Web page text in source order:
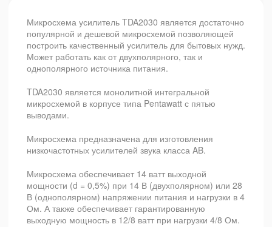
Микросхема усилитель TDA2030 является достаточно
популярной и дешевой микросхемой позволяющей
построить качественный усилитель для бытовых нужд.
Может работать как от двухполярного, так и
однополярного источника питания.
TDA2030 является монолитной интегральной
микросхемой в корпусе типа Pentawatt с пятью
выводами.
Микросхема предназначена для изготовления
низкочастотных усилителей звука класса AB.
Микросхема обеспечивает 14 ватт выходной
мощности (d = 0,5%) при 14 В (двухполярном) или 28
В (однополярном) напряжении питания и нагрузки в 4
Ом. А также обеспечивает гарантированную
выходную мощность в 12/8 ватт при нагрузки 4/8 Ом.